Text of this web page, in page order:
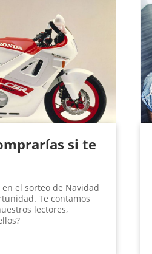
si te
el sorteo de Navidad
Te contamos
lectores,